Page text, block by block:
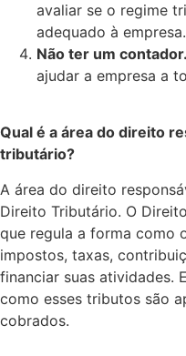
avaliar se o regime
adequado à empresa.
Não ter um contador.
ajudar a empresa a
Qual é a área do direito
tributário?
A área do direito
Direito Tributário. O
que regula a forma como
impostos, taxas,
financiar suas atividades.
como esses tributos são
cobrados.